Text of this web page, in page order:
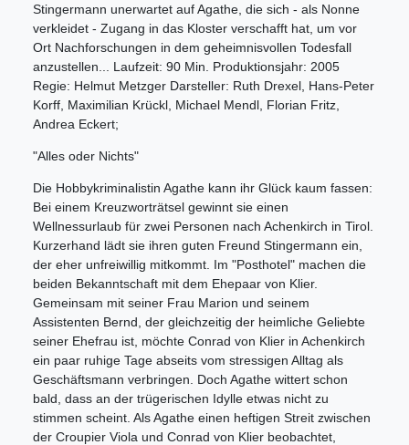
Stingermann unerwartet auf Agathe, die sich - als Nonne
verkleidet - Zugang in das Kloster verschafft hat, um vor
Ort Nachforschungen in dem geheimnisvollen Todesfall
anzustellen... Laufzeit: 90 Min. Produktionsjahr: 2005
Regie: Helmut Metzger Darsteller: Ruth Drexel, Hans-Peter
Korff, Maximilian Krückl, Michael Mendl, Florian Fritz,
Andrea Eckert;
"Alles oder Nichts"
Die Hobbykriminalistin Agathe kann ihr Glück kaum fassen:
Bei einem Kreuzworträtsel gewinnt sie einen
Wellnessurlaub für zwei Personen nach Achenkirch in Tirol.
Kurzerhand lädt sie ihren guten Freund Stingermann ein,
der eher unfreiwillig mitkommt. Im "Posthotel" machen die
beiden Bekanntschaft mit dem Ehepaar von Klier.
Gemeinsam mit seiner Frau Marion und seinem
Assistenten Bernd, der gleichzeitig der heimliche Geliebte
seiner Ehefrau ist, möchte Conrad von Klier in Achenkirch
ein paar ruhige Tage abseits vom stressigen Alltag als
Geschäftsmann verbringen. Doch Agathe wittert schon
bald, dass an der trügerischen Idylle etwas nicht zu
stimmen scheint. Als Agathe einen heftigen Streit zwischen
der Croupier Viola und Conrad von Klier beobachtet,